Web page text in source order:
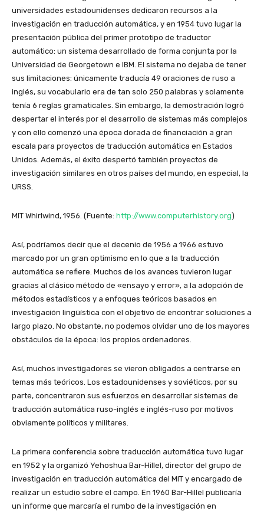
universidades estadounidenses dedicaron recursos a la
investigación en traducción automática, y en 1954 tuvo lugar la
presentación pública del primer prototipo de traductor
automático: un sistema desarrollado de forma conjunta por la
Universidad de Georgetown e IBM. El sistema no dejaba de tener
sus limitaciones: únicamente traducía 49 oraciones de ruso a
inglés, su vocabulario era de tan solo 250 palabras y solamente
tenía 6 reglas gramaticales. Sin embargo, la demostración logró
despertar el interés por el desarrollo de sistemas más complejos
y con ello comenzó una época dorada de financiación a gran
escala para proyectos de traducción automática en Estados
Unidos. Además, el éxito despertó también proyectos de
investigación similares en otros países del mundo, en especial, la
URSS.
MIT Whirlwind, 1956. (Fuente: http://www.computerhistory.org)
Así, podríamos decir que el decenio de 1956 a 1966 estuvo
marcado por un gran optimismo en lo que a la traducción
automática se refiere. Muchos de los avances tuvieron lugar
gracias al clásico método de «ensayo y error», a la adopción de
métodos estadísticos y a enfoques teóricos basados en
investigación lingüística con el objetivo de encontrar soluciones a
largo plazo. No obstante, no podemos olvidar uno de los mayores
obstáculos de la época: los propios ordenadores.
Así, muchos investigadores se vieron obligados a centrarse en
temas más teóricos. Los estadounidenses y soviéticos, por su
parte, concentraron sus esfuerzos en desarrollar sistemas de
traducción automática ruso-inglés e inglés-ruso por motivos
obviamente políticos y militares.
La primera conferencia sobre traducción automática tuvo lugar
en 1952 y la organizó Yehoshua Bar-Hillel, director del grupo de
investigación en traducción automática del MIT y encargado de
realizar un estudio sobre el campo. En 1960 Bar-Hillel publicaría
un informe que marcaría el rumbo de la investigación en